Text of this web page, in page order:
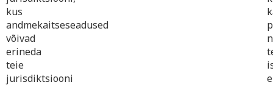
kus
andmekaitseseadused
võivad
erineda
teie
jurisdiktsiooni